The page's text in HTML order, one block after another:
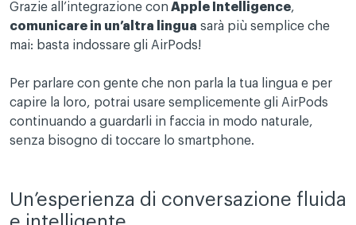
Grazie all’integrazione con Apple Intelligence,
comunicare in un’altra lingua sarà più semplice che
mai: basta indossare gli AirPods!
Per parlare con gente che non parla la tua lingua e per
capire la loro, potrai usare semplicemente gli AirPods
continuando a guardarli in faccia in modo naturale,
senza bisogno di toccare lo smartphone.
Un’esperienza di conversazione fluida